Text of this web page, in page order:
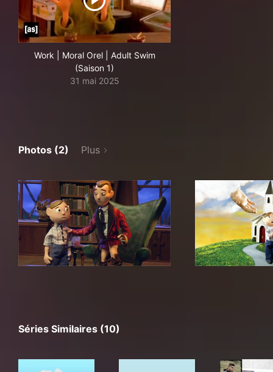
Work | Moral Orel | Adult Swim
(Saison 1)
31 mai 2025
Photos (2) Plus
Séries Similaires (10)